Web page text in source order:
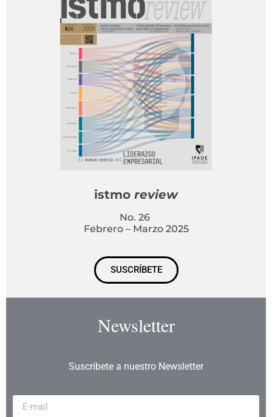
istmo review
No. 26
Febrero – Marzo 2025
SUSCRÍBETE
Newsletter
Suscríbete a nuestro Newsletter